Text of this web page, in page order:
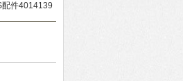
件4014139